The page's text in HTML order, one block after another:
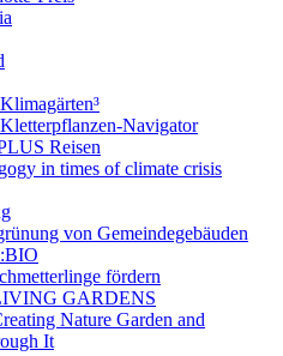
Navigator
Reisen
in times of climate crisis
von Gemeindegebäuden
fördern
GARDENS
Nature Garden and
It